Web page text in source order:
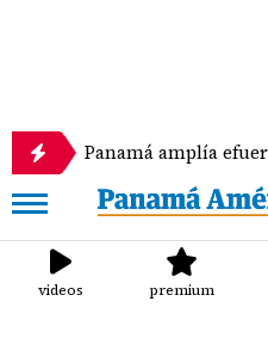
amplía efuerzos en
videos premium